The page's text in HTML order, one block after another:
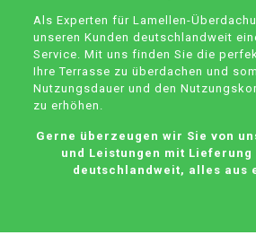
Als Experten für Lamellen-
unseren Kunden deutschlandweit
Service. Mit uns finden Sie die
Ihre Terrasse zu überdachen und
Nutzungsdauer und den
zu erhöhen.
Gerne überzeugen wir Sie von
und Leistungen mit Lieferung
deutschlandweit, alles aus